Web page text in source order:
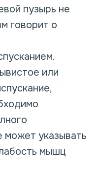
пузырь не
говорит о
или
указывать
мышц